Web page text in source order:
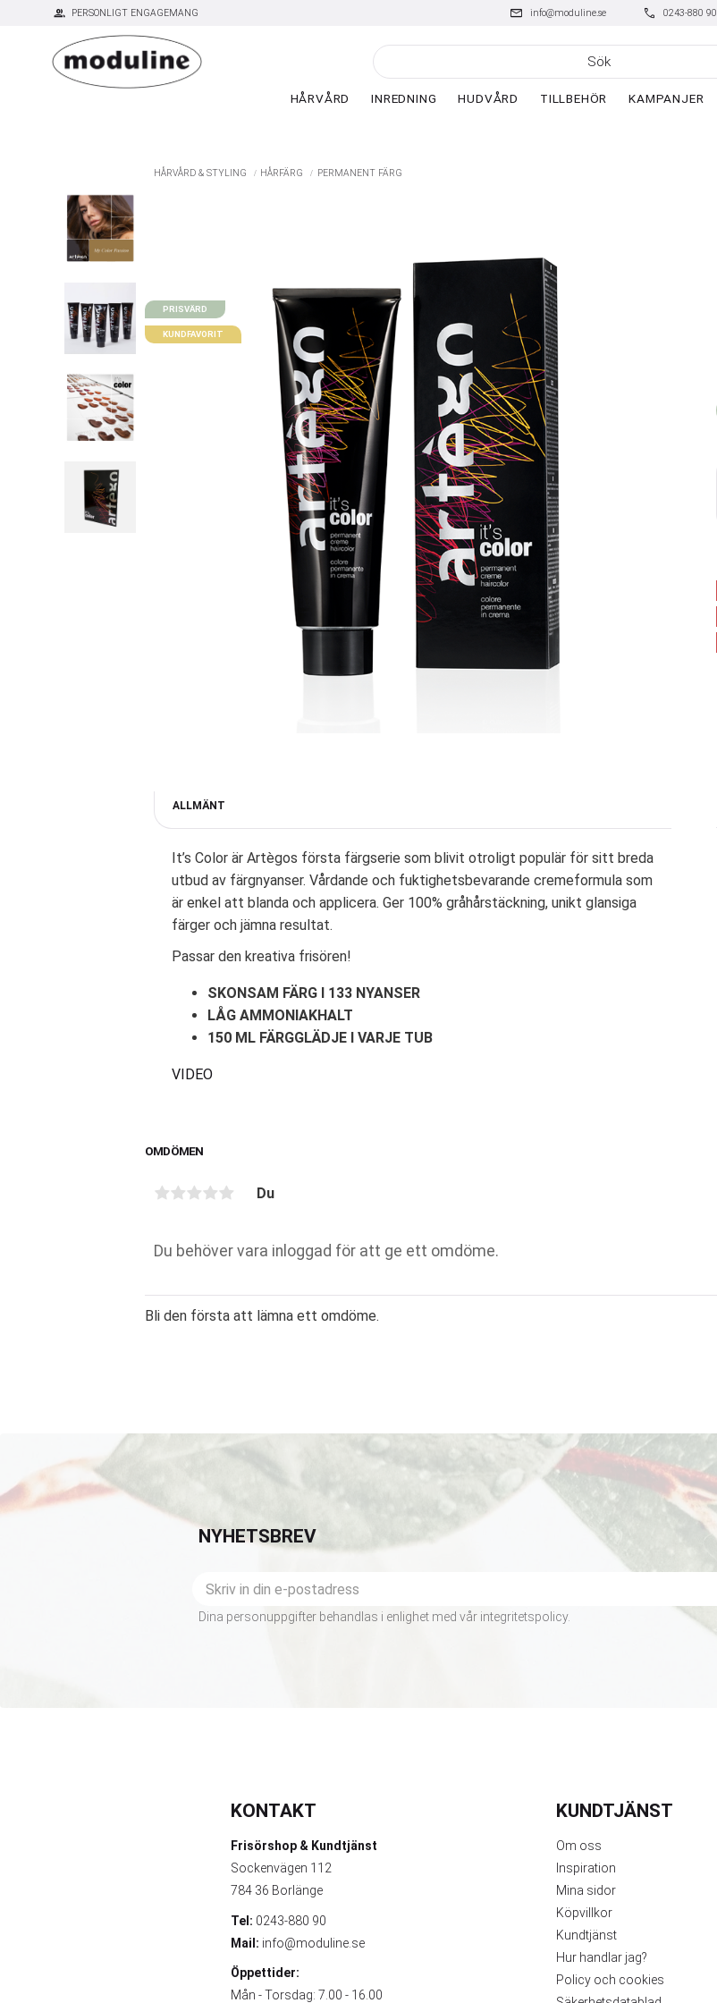
group PERSONLIGT ENGAGEMANG mail info@moduline.se phone 0243-880 90
HÅRVÅRD INREDNING HUDVÅRD TILLBEHÖR KAMPANJER
HÅRVÅRD & STYLING HÅRFÄRG PERMANENT FÄRG
PRISVÄRD
KUNDFAVORIT
ALLMÄNT
It’s Color är Artègos första färgserie som blivit otroligt populär för sitt breda
utbud av färgnyanser. Vårdande och fuktighetsbevarande cremeformula som
är enkel att blanda och applicera. Ger 100% gråhårstäckning, unikt glansiga
färger och jämna resultat.
Passar den kreativa frisören!
SKONSAM FÄRG I 133 NYANSER
LÅG AMMONIAKHALT
150 ML FÄRGGLÄDJE I VARJE TUB
VIDEO
OMDÖMEN
Du
Bli den första att lämna ett omdöme.
NYHETSBREV
Dina personuppgifter behandlas i enlighet med vår integritetspolicy.
KONTAKT
Frisörshop & Kundtjänst
Sockenvägen 112
784 36 Borlänge
Tel: 0243-880 90
Mail: info@moduline.se
Öppettider:
Mån - Torsdag: 7.00 - 16.00
KUNDTJÄNST
Om oss
Inspiration
Mina sidor
Köpvillkor
Kundtjänst
Hur handlar jag?
Policy och cookies